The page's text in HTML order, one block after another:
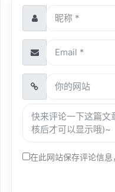
在此网站保存评论信息